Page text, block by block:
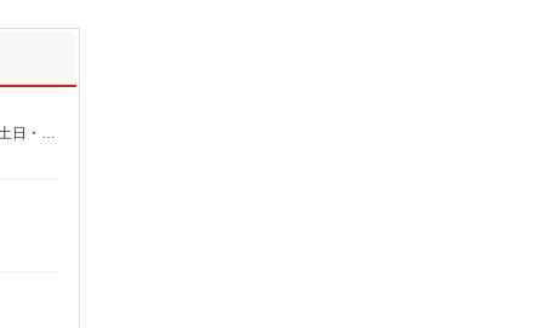
時給1200円 ※22:00以降は時給1500円 ※高校生時給1160円 ※労働組合費あり（基本時給×月間時間数×1.8％） ■土日・祝手当 土日・祝は時給＋50円